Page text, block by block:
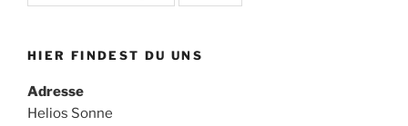
HIER FINDEST DU UNS
Adresse
Helios Sonne